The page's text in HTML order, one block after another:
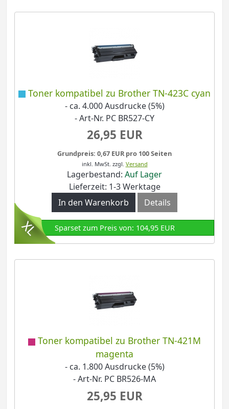
Toner kompatibel zu Brother TN-423C cyan
- ca. 4.000 Ausdrucke (5%)
- Art-Nr. PC BR527-CY
26,95 EUR
Grundpreis: 0,67 EUR pro 100 Seiten
inkl. MwSt. zzgl. Versand
Lagerbestand: Auf Lager
Lieferzeit: 1-3 Werktage
In den Warenkorb
Details
Sparset zum Preis von: 104,95 EUR
Toner kompatibel zu Brother TN-421M
magenta
- ca. 1.800 Ausdrucke (5%)
- Art-Nr. PC BR526-MA
25,95 EUR